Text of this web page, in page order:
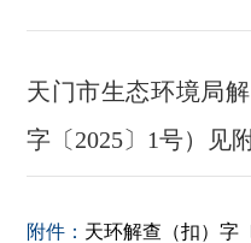
天门市生态环境局
字〔2025〕1号）见
附件： 天环解查（扣）字